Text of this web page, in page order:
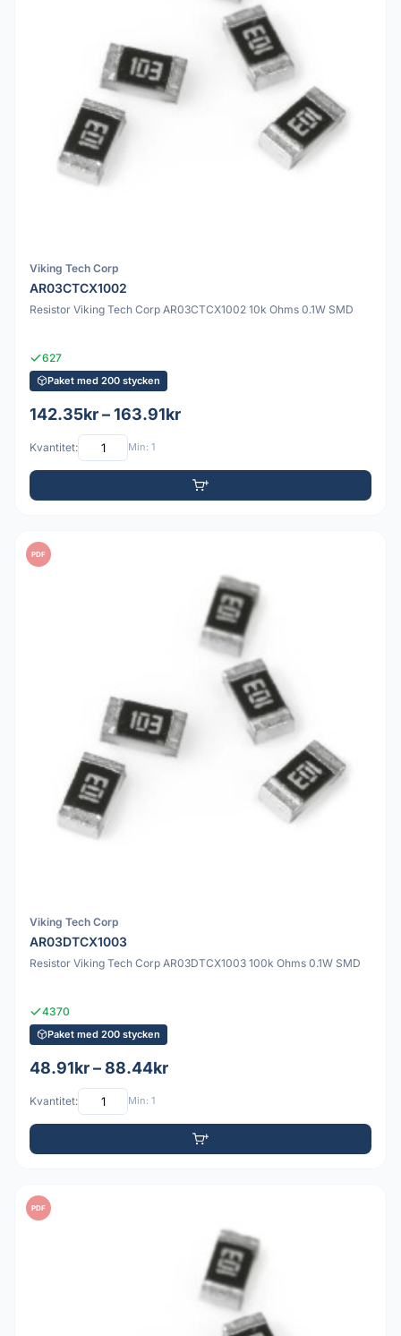
Viking Tech Corp
AR03CTCX1002
Resistor Viking Tech Corp AR03CTCX1002 10k Ohms 0.1W SMD
627
Paket med 200 stycken
142.35kr – 163.91kr
Kvantitet: Min: 1
PDF
Viking Tech Corp
AR03DTCX1003
Resistor Viking Tech Corp AR03DTCX1003 100k Ohms 0.1W SMD
4370
Paket med 200 stycken
48.91kr – 88.44kr
Kvantitet: Min: 1
PDF